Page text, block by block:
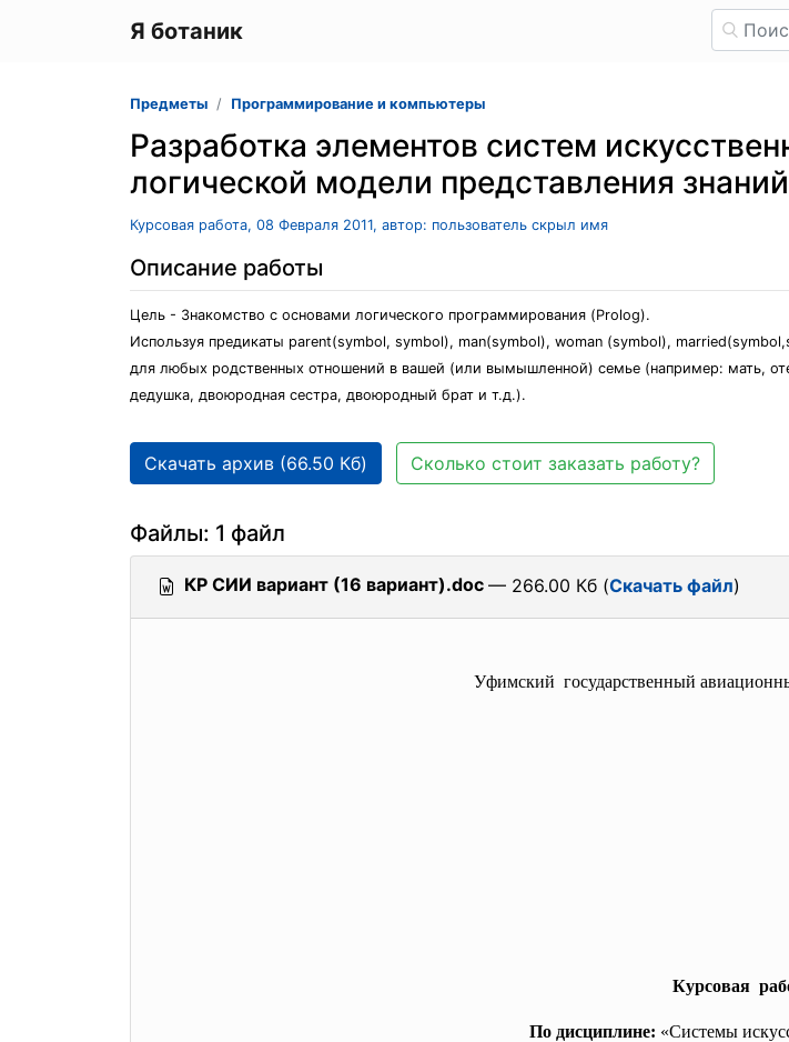
Я ботаник
Предметы Программирование и компьютеры
Разработка элементов систем
логической модели представления знаний
Курсовая работа, 08 Февраля 2011, автор: пользователь скрыл имя
Описание работы
Цель - Знакомство с основами логического программирования (Prolog).
Используя предикаты parent(symbol, symbol), man(symbol), woman (symbol),
для любых родственных отношений в вашей (или вымышленной) семье (например: мать,
дедушка, двоюродная сестра, двоюродный брат и т.д.).
Скачать архив (66.50 Кб) Сколько стоит заказать работу?
Файлы: 1 файл
КР СИИ вариант (16 вариант).doc — 266.00 Кб (Скачать файл)
Уфимский государственный
Курсовая
По дисциплине: «Системы